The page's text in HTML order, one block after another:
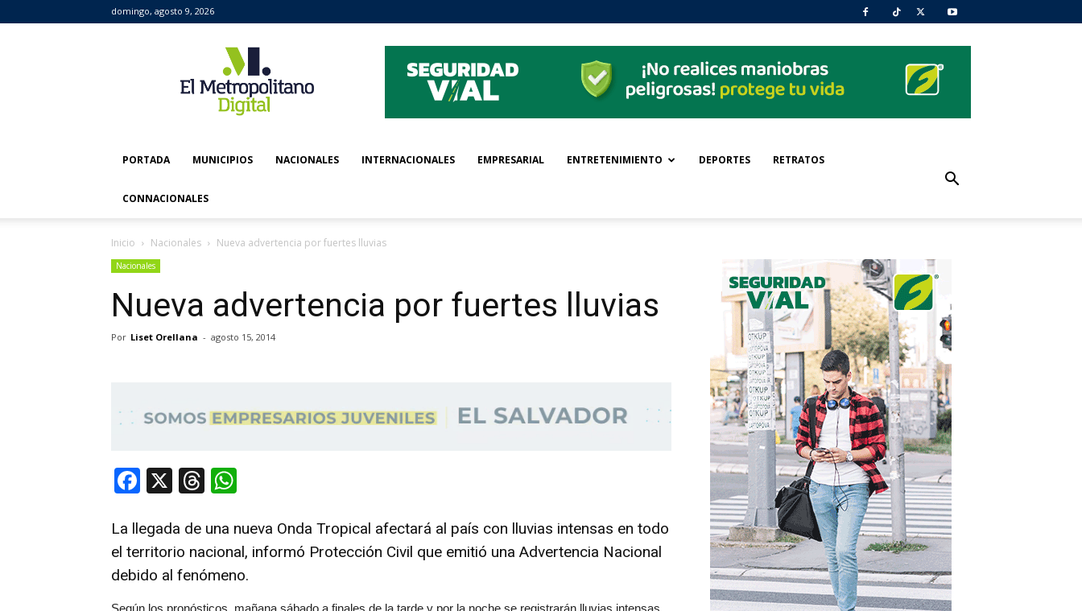
domingo, agosto 9, 2026
Metropolitano
Digital
PORTADA MUNICIPIOS NACIONALES INTERNACIONALES EMPRESARIAL ENTRETENIMIENTO DEPORTES RETRATOS
CONNACIONALES
Inicio Nacionales Nueva advertencia por fuertes lluvias
Nacionales
Nueva advertencia por fuertes lluvias
Por Liset Orellana - agosto 15, 2014
Facebook
X Threads
La llegada de una nueva Onda Tropical afectará al país con lluvias intensas en todo
el territorio nacional, informó Protección Civil que emitió una Advertencia Nacional
debido al fenómeno.
Según los pronósticos, mañana sábado a finales de la tarde y por la noche se registrarán lluvias intensas